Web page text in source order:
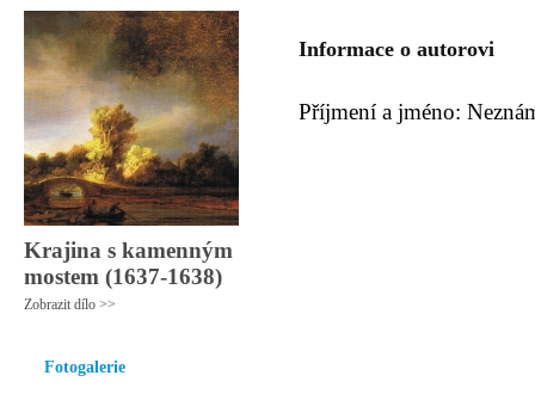
Krajina s kamenným
mostem (1637-1638)
Zobrazit dílo >>
Fotogalerie
Informace o autorovi
Příjmení a jméno: